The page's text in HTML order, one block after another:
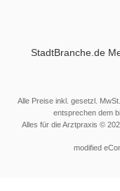
StadtBranche.de
Alle Preise inkl. gesetzl.
entsprechen dem
Alles für die Arztpraxis ©
modified